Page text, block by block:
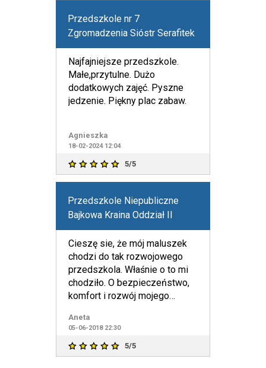
Przedszkole nr 7
Zgromadzenia Sióstr Serafitek
Najfajniejsze przedszkole.
Małe,przytulne. Dużo
dodatkowych zajęć. Pyszne
jedzenie. Piękny plac zabaw.
Agnieszka
18-02-2024 12:04
5/5
Przedszkole Niepubliczne
Bajkowa Kraina Oddział II
Cieszę sie, że mój maluszek
chodzi do tak rozwojowego
przedszkola. Właśnie o to mi
chodziło. O bezpieczeństwo,
komfort i rozwój mojego
Aneta
05-06-2018 22:30
5/5